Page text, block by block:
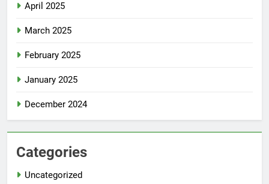
April 2025
March 2025
February 2025
January 2025
December 2024
Categories
Uncategorized